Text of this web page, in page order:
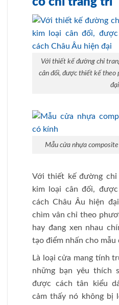
Với thiết kế đường chỉ
cân đối, được thiết kế theo
đại
Mẫu cửa nhựa
Với thiết kế đường
kim loại cân đối,
cách Châu Âu hiện
chìm vân chỉ theo
hay đang xen nhau
tạo điểm nhấn cho mẫu
Là loại cửa mang tính
những bạn yêu thích
được cách tân kiểu
cảm thấy nó không bị